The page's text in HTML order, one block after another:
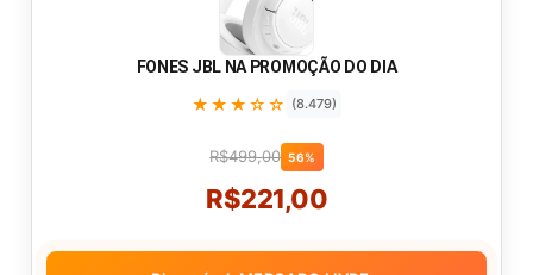
FONES JBL NA PROMOÇÃO DO DIA
★★★☆☆ (8.479)
R$499,00 56%
R$221,00